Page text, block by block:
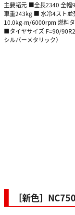
主要諸元 ■全長2340 全幅
車重243kg ■ 水冷4スト並
10.0kg-m/6000rpm 燃料
■タイヤサイズ F=90/
シルバーメタリック）
［新色］